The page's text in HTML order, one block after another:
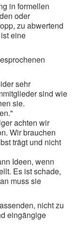
in formellen
oder
zu abwertend
eine
sehr
sind wie
sie.
achten wir
Wir brauchen
trägt und nicht
Ideen, wenn
Es ist schade,
muss sie
nicht zu
eingängige